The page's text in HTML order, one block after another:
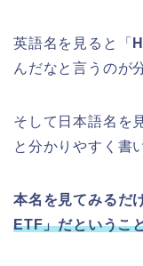
英語名を見ると「 H
んだなと言うのが
そして日本語名を
と分かりやすく書
本名を見てみるだ
ETF」だというこ